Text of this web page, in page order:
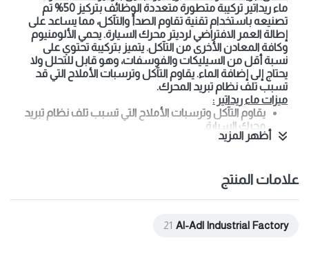
ماء ريداتير تركيبة متطورة متعددة الوظائف بتركيز 50% تم
تصنيعه باستخدام تقنية تقاوم الصدأ والتآكل، مما يساعد على
إطالة العمر الافتراضي لرديتر محرك السيارة. يحمي الألومنيوم
وكافة المعادن الأخرى من التآكل. يتميز بتركيبة تحتوي على
نسبة أقل من السيليكات والفوسفات، وهو قابل للتحلل ولا
يحتاج إلى إضافة الماء. يقاوم التآكل وترسبات الأملاح التي قد
تسبب تلف نظام تبريد المحرك.
ميزات ماء ريداتير :
يقاوم التآكل وترسبات الأملاح التي تسبب تلف نظام تبريد
محرك السيارة.
يتناسب مع كافة أنواع السيارات والمعدات الثقيلة، سواء
التي تعمل بالديزل أو البنزين، والمحركات المزودة بالشاحن
التوربيني.
يحمي المحرك، طرمبة الماء، الخراطيش، الثرموستات،
أظهر المزيد
علامات المنتج
Al-Adl Industrial Factory
21